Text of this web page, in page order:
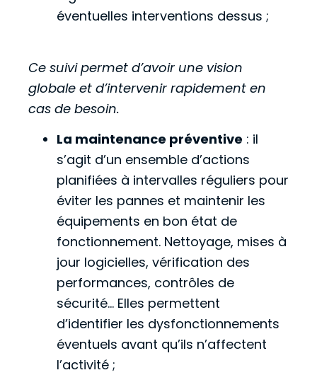
éventuelles interventions dessus ;
Ce suivi permet d’avoir une vision
globale et d’intervenir rapidement en
cas de besoin.
La maintenance préventive : il
s’agit d’un ensemble d’actions
planifiées à intervalles réguliers pour
éviter les pannes et maintenir les
équipements en bon état de
fonctionnement. Nettoyage, mises à
jour logicielles, vérification des
performances, contrôles de
sécurité… Elles permettent
d’identifier les dysfonctionnements
éventuels avant qu’ils n’affectent
l’activité ;